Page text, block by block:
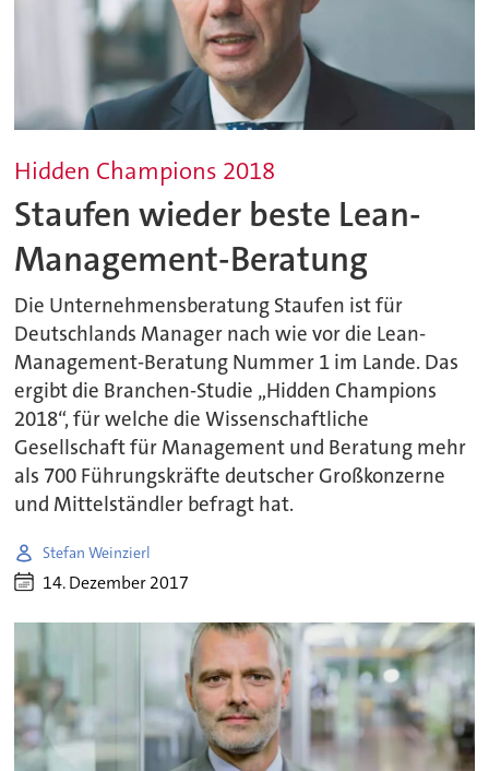
Hidden Champions 2018
Staufen wieder beste Lean-
Management-Beratung
Die Unternehmensberatung Staufen ist für
Deutschlands Manager nach wie vor die Lean-
Management-Beratung Nummer 1 im Lande. Das
ergibt die Branchen-Studie „Hidden Champions
2018“, für welche die Wissenschaftliche
Gesellschaft für Management und Beratung mehr
als 700 Führungskräfte deutscher Großkonzerne
und Mittelständler befragt hat.
Stefan Weinzierl
14. Dezember 2017